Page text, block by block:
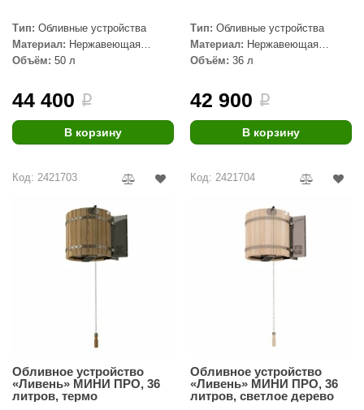
ecology
Тип: Обливные устройства
Материал: Нержавеющая
сталь, Дерево
Объём: 50 л
44 400 i
В корзину
Тип: Обливные устройства
Материал: Нержавеющая
сталь, Дерево
Объём: 36 л
42 900 i
В корзину
Код: 2421703
Обливное устройство
«Ливень» МИНИ ПРО, 36
литров, термо
Код: 2421704
Обливное устройство
«Ливень» МИНИ ПРО, 36
литров, светлое дерево